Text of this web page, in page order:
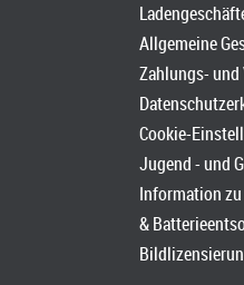
Allgemeine
Zahlungs-
Cookie-
Jugend - und
Information
&